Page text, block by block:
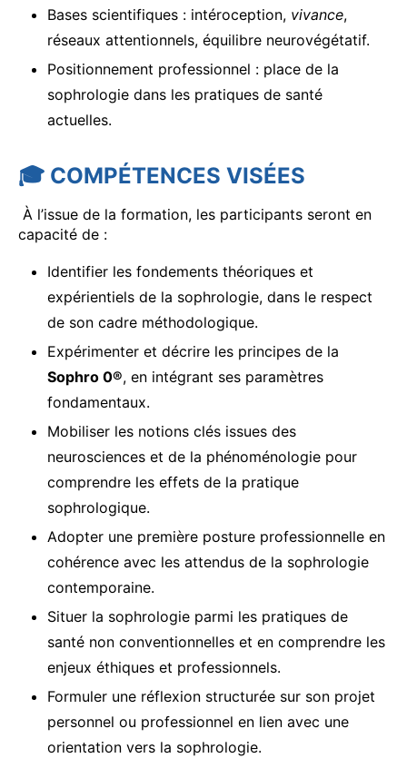
Bases scientifiques : intéroception, vivance,
réseaux attentionnels, équilibre neurovégétatif.
Positionnement professionnel : place de la
sophrologie dans les pratiques de santé
actuelles.
🎓 COMPÉTENCES VISÉES
À l’issue de la formation, les participants seront en
capacité de :
Identifier les fondements théoriques et
expérientiels de la sophrologie, dans le respect
de son cadre méthodologique.
Expérimenter et décrire les principes de la
Sophro 0®, en intégrant ses paramètres
fondamentaux.
Mobiliser les notions clés issues des
neurosciences et de la phénoménologie pour
comprendre les effets de la pratique
sophrologique.
Adopter une première posture professionnelle en
cohérence avec les attendus de la sophrologie
contemporaine.
Situer la sophrologie parmi les pratiques de
santé non conventionnelles et en comprendre les
enjeux éthiques et professionnels.
Formuler une réflexion structurée sur son projet
personnel ou professionnel en lien avec une
orientation vers la sophrologie.